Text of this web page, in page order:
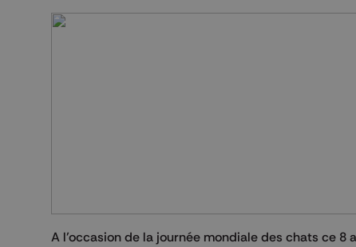
A l’occasion de la journée mondiale des chats ce 8